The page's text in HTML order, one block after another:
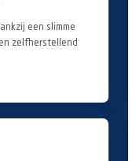
een slimme
zelfherstellend